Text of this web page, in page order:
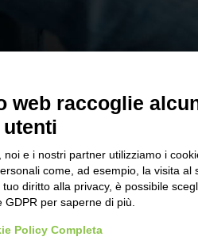
web raccoglie
noi e i nostri partner utilizziamo i
come, ad esempio, la visita al
diritto alla privacy, è possibile
per saperne di più.
Policy Completa